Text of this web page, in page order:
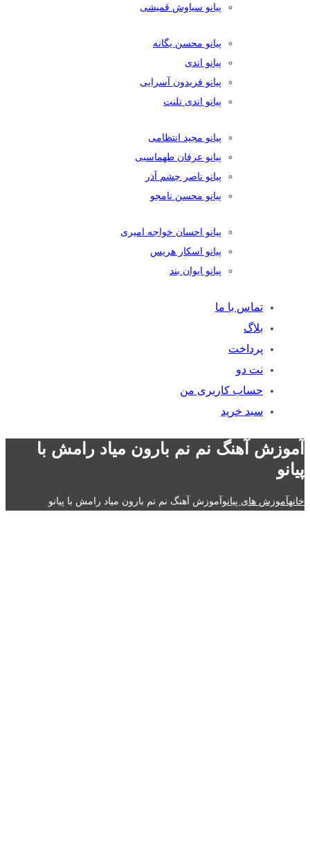
پیانو سیاوش قمیشی
پیانو محسن یگانه
پیانو اندی
پیانو فریدون آسرایی
پیانو اندی تلنت
پیانو مجید انتظامی
پیانو عرفان طهماسبی
پیانو ناصر چشم آذر
پیانو محسن نامجو
پیانو احسان خواجه امیری
پیانو اسکار هریس
پیانو ایوان بند
تماس با ما
بلاگ
پرداخت
نت دو
حساب کاربری من
سبد خرید
آموزش آهنگ نم نم بارون میاد رامش با
پیانو
خانهآموزش های پیانوآموزش آهنگ نم نم بارون میاد رامش با پیانو